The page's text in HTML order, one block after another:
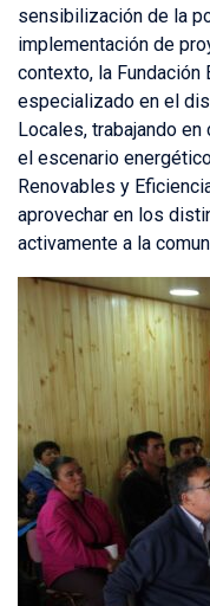
sensibilización de la
implementación de
contexto, la Fundación
especializado en el
Locales, trabajando
el escenario
Renovables y
aprovechar en los
activamente a la